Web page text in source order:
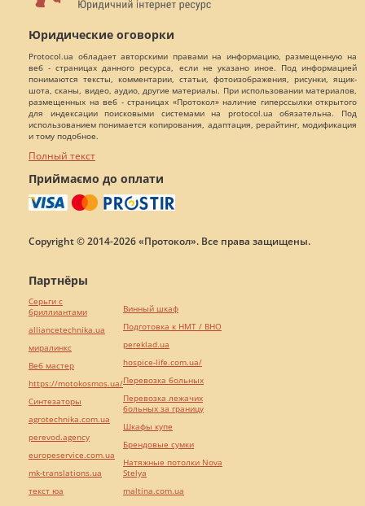
Юридические оговорки
Protocol.ua обладает авторскими правами на информацию, размещенную на
веб - страницах данного ресурса, если не указано иное. Под информацией
понимаются тексты, комментарии, статьи, фотоизображения, рисунки, ящик-
шота, сканы, видео, аудио, другие материалы. При использовании материалов,
размещенных на веб - страницах «Протокол» наличие гиперссылки открытого
для индексации поисковыми системами на protocol.ua обязательна. Под
использованием понимается копирования, адаптация, рерайтинг, модификация
и тому подобное.
Полный текст
Приймаємо до оплати
Copyright © 2014-2026 «Протокол». Все права защищены.
Партнёры
Серьги с
бриллиантами
alliancetechnika.ua
миралинкс
Веб мастер
https://motokosmos.ua/
Синтезаторы
agrotechnika.com.ua
perevod.agency
europeservice.com.ua
mk-translations.ua
текст юа
Винный шкаф
Подготовка к НМТ / ВНО
pereklad.ua
hospice-life.com.ua/
Перевозка больных
Перевозка лежачих
больных за границу
Шкафы купе
Брендовые сумки
Натяжные потолки Nova
Stelya
maltina.com.ua